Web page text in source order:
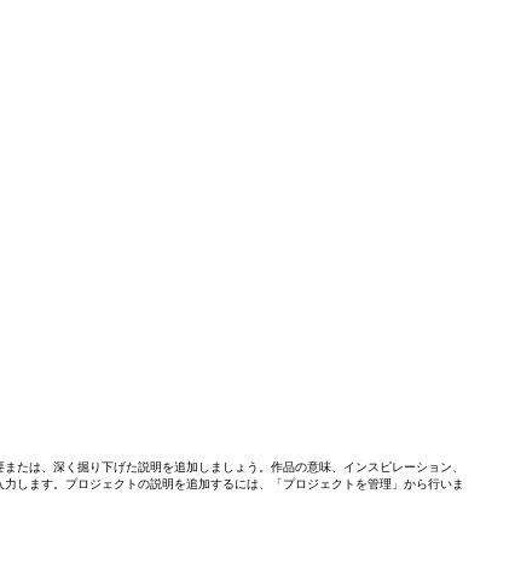
たは、深く掘り下げた説明を追加しましょう。作品の意味、インスピレーション、
します。プロジェクトの説明を追加するには、「プロジェクトを管理」から行いま